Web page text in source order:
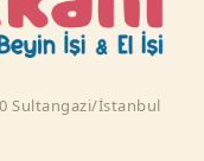
Sultangazi/İstanbul